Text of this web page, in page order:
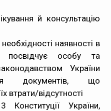
й консультацію
наявності в
особу та
України
документів, що
втрати/відсутності
Конституції України,